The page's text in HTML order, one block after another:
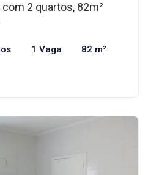
2 quartos, 82m²
1 Vaga 82 m²